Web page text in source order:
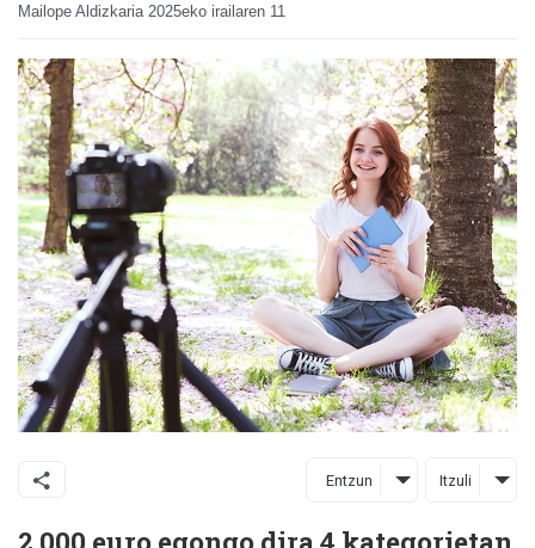
Mailope Aldizkaria 2025eko irailaren 11
Entzun Itzuli